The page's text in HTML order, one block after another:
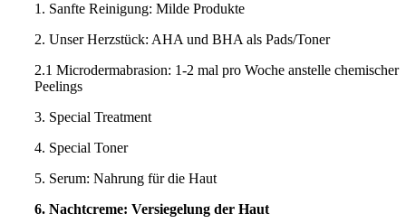
1. Sanfte Reinigung: Milde Produkte
2. Unser Herzstück: AHA und BHA als Pads/Toner
2.1 Microdermabrasion: 1-2 mal pro Woche anstelle chemischer
Peelings
3. Special Treatment
4. Special Toner
5. Serum: Nahrung für die Haut
6. Nachtcreme: Versiegelung der Haut